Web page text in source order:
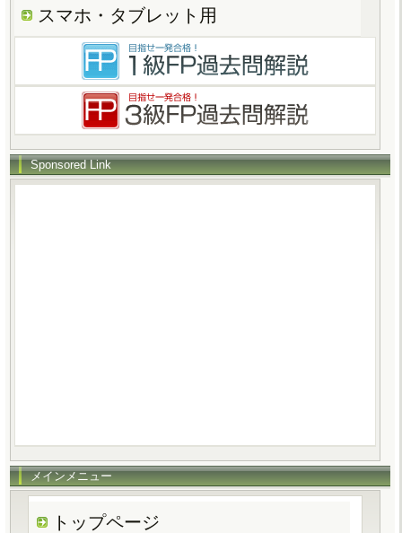
スマホ・タブレット用
Sponsored Link
メインメニュー
トップページ